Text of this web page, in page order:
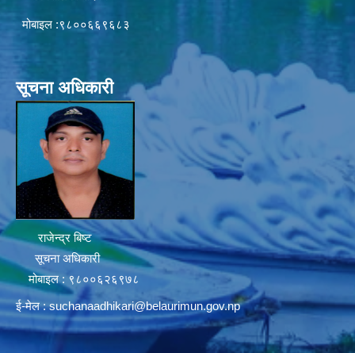
मोबाइल :९८००६६९६८३
सूचना अधिकारी
राजेन्द्र बिष्ट
सूचना अधिकारी
मोबाइल : ९८००६२६९७८
ई-मेल :suchanaadhikari@belaurimun.gov.np